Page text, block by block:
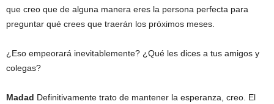
que creo que de alguna manera eres la persona perfecta para
preguntar qué crees que traerán los próximos meses.
¿Eso empeorará inevitablemente? ¿Qué les dices a tus amigos y
colegas?
Madad Definitivamente trato de mantener la esperanza, creo. El